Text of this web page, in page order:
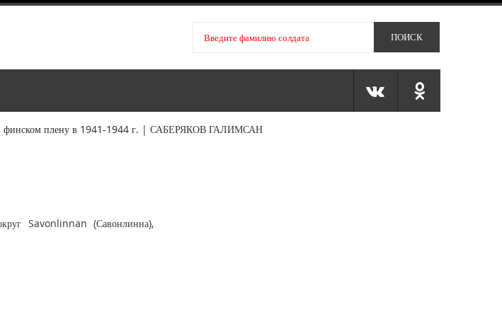
финском плену в 1941-1944 г. | САБЕРЯКОВ ГАЛИМСАН
Savonlinnan (Савонлинна),